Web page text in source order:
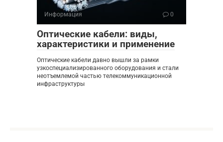
Информация 0
Оптические кабели: виды,
характеристики и применение
Оптические кабели давно вышли за рамки
узкоспециализированного оборудования и стали
неотъемлемой частью телекоммуникационной
инфраструктуры